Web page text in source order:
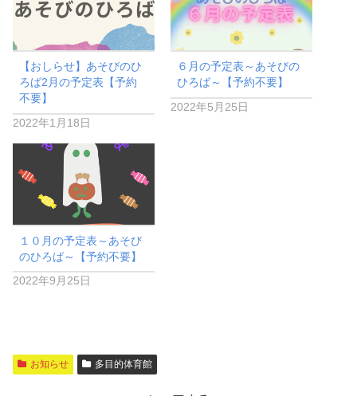
【おしらせ】あそびのひ
ろば2月の予定表【予約
不要】
2022年1月18日
６月の予定表～あそびの
ひろば～【予約不要】
2022年5月25日
１０月の予定表～あそび
のひろば～【予約不要】
2022年9月25日
お知らせ 多目的体育館